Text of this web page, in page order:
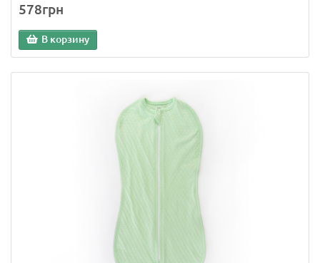
578грн
В корзину